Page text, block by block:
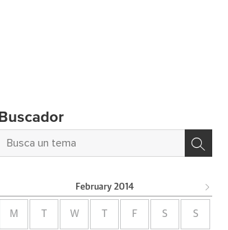
Buscador
February 2014
M W F S S